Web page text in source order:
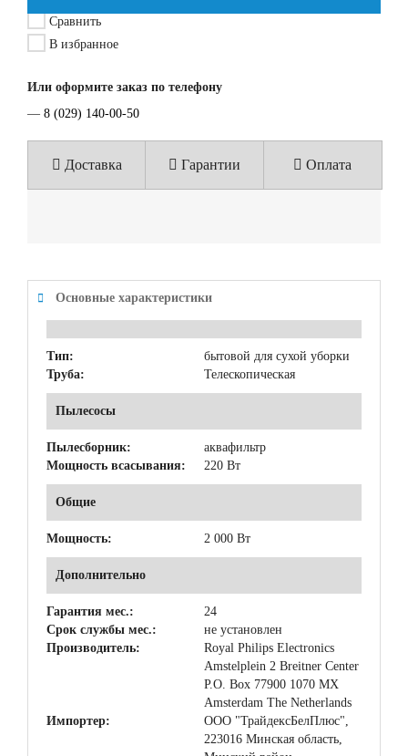
Сравнить
В избранное
Или оформите заказ по телефону
— 8 (029) 140-00-50
Доставка Гарантии Оплата
Основные характеристики
Тип:
бытовой для сухой уборки
Труба:
Телескопическая
Пылесосы
Пылесборник:
аквафильтр
Мощность всасывания:
220 Вт
Общие
Мощность: 2 000 Вт
Дополнительно
Гарантия мес.:
24
Срок службы мес.:
не установлен
Производитель:
Royal Philips Electronics
Amstelplein 2 Breitner Center
P.O. Box 77900 1070 MX
Amsterdam The Netherlands
Импортер:
ООО "ТрайдексБелПлюс",
223016 Минская область,